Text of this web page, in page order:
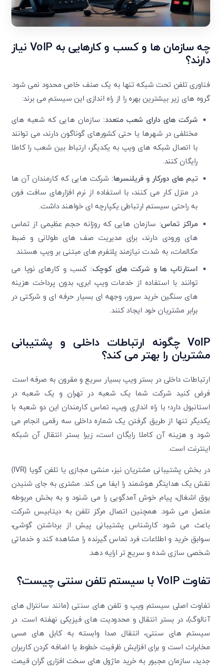
چه سازمان ها و کسب و کارهایی به VoIP
نیاز
دارند؟
فناوری تلفن تحت شبکه تنها به یک صنف خاص محدود نمی شود.
گروه های زیر بیشترین بهره را از راه اندازی این سیستم می برند:
شرکت های دارای شعب متعدد: سازمان هایی که شعبه های
مختلفی در شهرها یا حتی کشورهای گوناگون دارند، می توانند
با اتصال شبکه های ویپ به یکدیگر، ارتباط بین شعب را کاملا
رایگان کنند.
تیم های دورکار و فریلنسرها: شرکت هایی که کارمندان آن ها
در منزل کار می کنند، با استفاده از نرم افزارهای سافت فون
به راحتی سیستم ارتباطی یکپارچه ای خواهند داشت.
مراکز تماس: سازمان هایی که روزانه حجم عظیمی از تماس
های ورودی دارند، برای مدیریت صف های طولانی و ضبط
مکالمات، به شدت نیازمند پلتفرم های مبتنی بر ویپ هستند.
استارتاپ ها و شرکت های کوچک: کسب و کارهای نوپا می
توانند با استفاده از خدمات ویپ ابری، بدون پرداخت هزینه
های سنگین خرید سرور، وجهه ای بسیار حرفه ای و شرکتی در
برابر مشتریان خود ایجاد کنند.
VoIP چگونه ارتباطات داخلی و پشتیبانی
مشتریان را بهتر می کند؟
ارتباطات داخلی در بستر ویپ بسیار سریع و مقرون به صرفه است.
فرض کنید شرکت شما یک شعبه در تهران و یک شعبه در
استانبول دارد؛ با راه اندازی ویپ، تماس کارمندان این دو شعبه با
یکدیگر تنها از طریق گرفتن یک شماره داخلی سه رقمی انجام می
شود و هزینه آن کاملا رایگان است، زیرا بستر انتقال آن شبکه
اینترنت است.
در بخش پشتیبانی مشتریان نیز، منشی مجازی یا تلفن گویا (IVR)
نقش یک هدایتگر هوشمند را ایفا می کند. مشتری به جای شنیدن
بوق اشغال، پیام خوش آمدگویی را می شنود و به بخش مربوطه
متصل می شود. همچنین اتصال مرکز تلفن به دیتابیس شرکت
باعث می شود کارشناس پشتیبانی پیش از برداشتن گوشی،
سوابق خرید و اطلاعات فرد تماس گیرنده را مشاهده کند و خدماتی
شخصی سازی شده و سریع تر ارایه دهد.
تفاوت VoIP با سیستم تلفن سنتی چیست؟
تفاوت اصلی سیستم ویپ و تلفن های سنتی (مانند سانترال های
آنالوگ)، در بستر انتقال و محدودیت های فیزیکی نهفته است. در
سیستم های سنتی، انتقال صدا وابسته به کابل های مسی
مخابرات است و برای افزایش ظرفیت خطوط یا اضافه کردن کاربران
جدید، سازمان مجبور به خرید ماژول های سخت افزاری گران قیمت